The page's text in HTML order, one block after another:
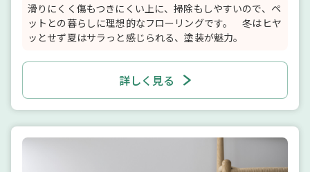
滑りにくく傷もつきにくい上に、掃除もしやすいので、ペ
ットとの暮らしに理想的なフローリングです。 冬はヒヤ
ッとせず夏はサラっと感じられる、塗装が魅力。
詳しく見る